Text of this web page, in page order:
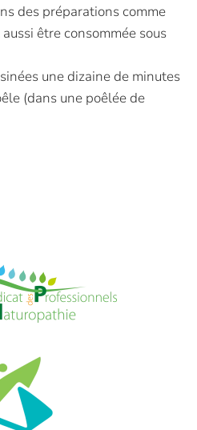
des préparations comme
être consommée sous
une dizaine de minutes
(dans une poêlée de